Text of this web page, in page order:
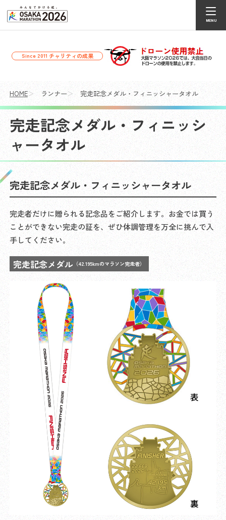
Since 2011 チャリティの成果
HOME ランナー 完走記念メダル・フィニッシャータオル
完走記念メダル・フィニッシ
ャータオル
完走記念メダル・フィニッシャータオル
完走者だけに贈られる記念品をご紹介します。お金では買う
ことができない完走の証を、 ぜひ体調管理を万全に挑んで入
手してください。
完走記念メダル （42.195kmのマラソン完走者）